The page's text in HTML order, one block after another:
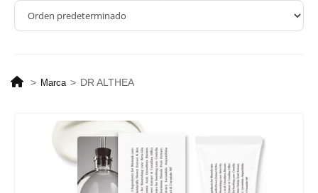
> Marca > DR ALTHEA